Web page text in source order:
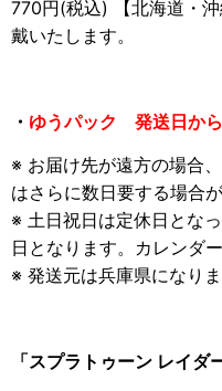
770円(税込) 【北海道・
戴いたします。
・ ゆうパック 発送日か
※ お届け先が遠方の場合
はさらに数日要する場合が
※ 土日祝日は定休日とな
日となります。カレンダ
※ 発送元は兵庫県になりま
「スプラトゥーン レイダ